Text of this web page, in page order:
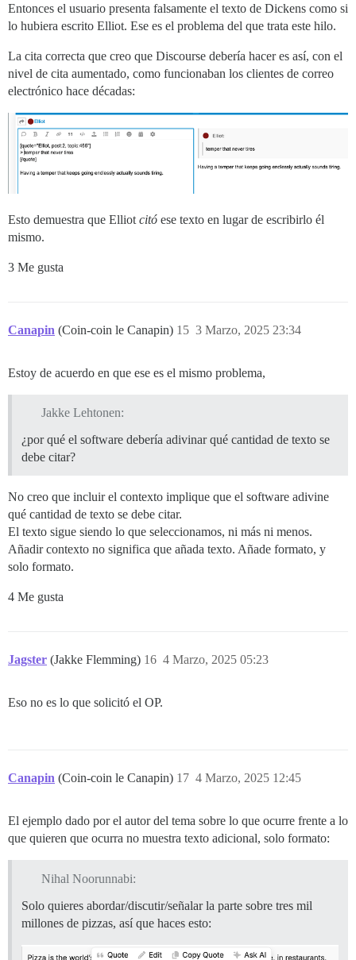
Entonces el usuario presenta falsamente el texto de Dickens como si
lo hubiera escrito Elliot. Ese es el problema del que trata este hilo.
La cita correcta que creo que Discourse debería hacer es así, con el
nivel de cita aumentado, como funcionaban los clientes de correo
electrónico hace décadas:
Esto demuestra que Elliot citó ese texto en lugar de escribirlo él
mismo.
3 Me gusta
Canapin (Coin-coin le Canapin) 3 Marzo, 2025 23:34
15
Estoy de acuerdo en que ese es el mismo problema,
Jakke Lehtonen:
¿por qué el software debería adivinar qué cantidad de texto se
debe citar?
No creo que incluir el contexto implique que el software adivine
qué cantidad de texto se debe citar.
El texto sigue siendo lo que seleccionamos, ni más ni menos.
Añadir contexto no significa que añada texto. Añade formato, y
solo formato.
4 Me gusta
Jagster (Jakke Flemming) 4 Marzo, 2025 05:23
16
Eso no es lo que solicitó el OP.
Canapin (Coin-coin le Canapin) 4 Marzo, 2025 12:45
17
El ejemplo dado por el autor del tema sobre lo que ocurre frente a lo
que quieren que ocurra no muestra texto adicional, solo formato:
Nihal Noorunnabi:
Solo quieres abordar/discutir/señalar la parte sobre tres mil
millones de pizzas, así que haces esto: